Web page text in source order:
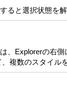
ると選択状態を
、Explorerの右
複数のスタイル